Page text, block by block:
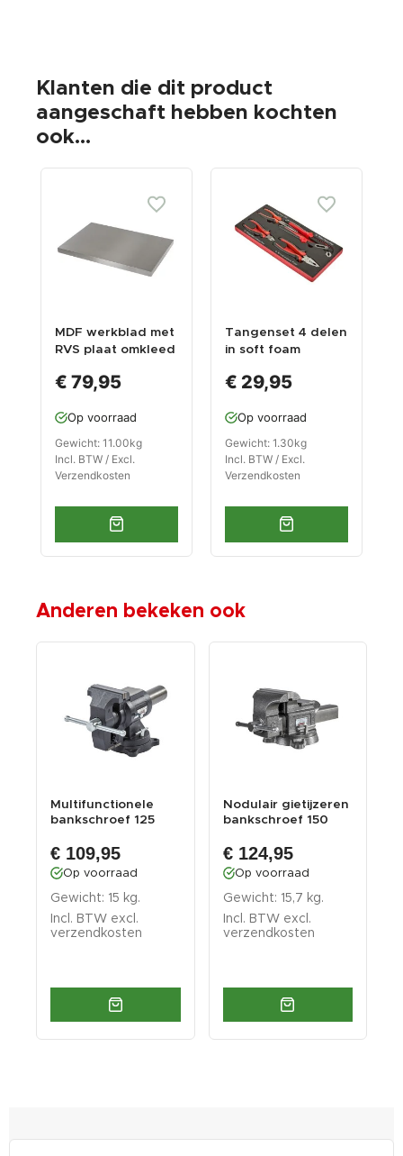
Klanten die dit product
aangeschaft hebben kochten
ook...
MDF werkblad met
RVS plaat omkleed
voor garageserie
€ 79,95
Op voorraad
Gewicht: 11.00kg
Incl. BTW / Excl.
Verzendkosten
Tangenset 4 delen
in soft foam
€ 29,95
Op voorraad
Gewicht: 1.30kg
Incl. BTW / Excl.
Verzendkosten
Anderen bekeken ook
Multifunctionele
bankschroef 125
€ 109,95
Op voorraad
Gewicht: 15 kg.
Incl. BTW excl.
verzendkosten
Nodulair gietijzeren
bankschroef 150
€ 124,95
Op voorraad
Gewicht: 15,7 kg.
Incl. BTW excl.
verzendkosten